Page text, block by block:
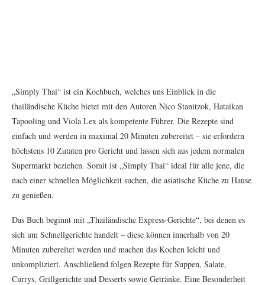
„Simply Thai“ ist ein Kochbuch, welches uns Einblick in die
thailändische Küche bietet mit den Autoren Nico Stanitzok, Hataikan
Tapooling und Viola Lex als kompetente Führer. Die Rezepte sind
einfach und werden in maximal 20 Minuten zubereitet – sie erfordern
höchstens 10 Zutaten pro Gericht und lassen sich aus jedem normalen
Supermarkt beziehen. Somit ist „Simply Thai“ ideal für alle jene, die
nach einer schnellen Möglichkeit suchen, die asiatische Küche zu Hause
zu genießen.
Das Buch beginnt mit „Thailändische Express-Gerichte“, bei denen es
sich um Schnellgerichte handelt – diese können innerhalb von 20
Minuten zubereitet werden und machen das Kochen leicht und
unkompliziert. Anschließend folgen Rezepte für Suppen, Salate,
Currys, Grillgerichte und Desserts sowie Getränke. Eine Besonderheit